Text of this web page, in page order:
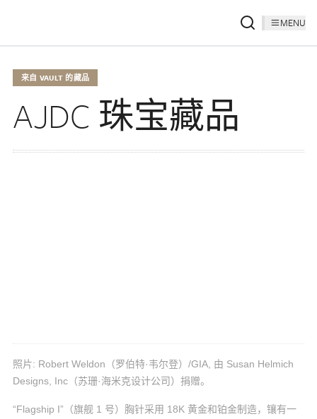
MENU
来自 VAULT 的藏品
AJDC 珠宝藏品
照片: Robert Weldon（罗伯特·韦尔登）/GIA, 由 Susan Helmich
Designs, Inc（苏珊·海米克设计公司）捐赠。
“Flagship I”（旗舰 1 号）胸针采用 18K 黄金和铂金制造，镶有一